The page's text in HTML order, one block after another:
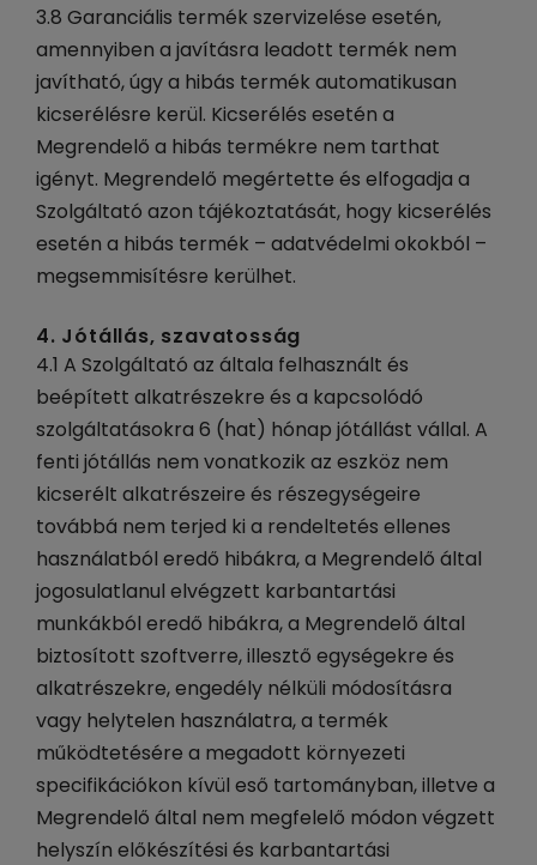
3.8 Garanciális termék szervizelése esetén,
amennyiben a javításra leadott termék nem
javítható, úgy a hibás termék automatikusan
kicserélésre kerül. Kicserélés esetén a
Megrendelő a hibás termékre nem tarthat
igényt. Megrendelő megértette és elfogadja a
Szolgáltató azon tájékoztatását, hogy kicserélés
esetén a hibás termék – adatvédelmi okokból –
megsemmisítésre kerülhet.
4. Jótállás, szavatosság
4.1 A Szolgáltató az általa felhasznált és
beépített alkatrészekre és a kapcsolódó
szolgáltatásokra 6 (hat) hónap jótállást vállal. A
fenti jótállás nem vonatkozik az eszköz nem
kicserélt alkatrészeire és részegységeire
továbbá nem terjed ki a rendeltetés ellenes
használatból eredő hibákra, a Megrendelő által
jogosulatlanul elvégzett karbantartási
munkákból eredő hibákra, a Megrendelő által
biztosított szoftverre, illesztő egységekre és
alkatrészekre, engedély nélküli módosításra
vagy helytelen használatra, a termék
működtetésére a megadott környezeti
specifikációkon kívül eső tartományban, illetve a
Megrendelő által nem megfelelő módon végzett
helyszín előkészítési és karbantartási